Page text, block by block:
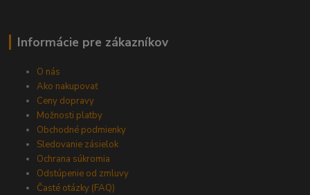
Informácie pre zákazníkov
O nás
Ako nakupovať
Ceny dopravy
Možnosti platby
Obchodné podmienky
Sledovanie zásielok
Ochrana súkromia
Odstúpenie od zmluvy
Časté otázky (FAQ)